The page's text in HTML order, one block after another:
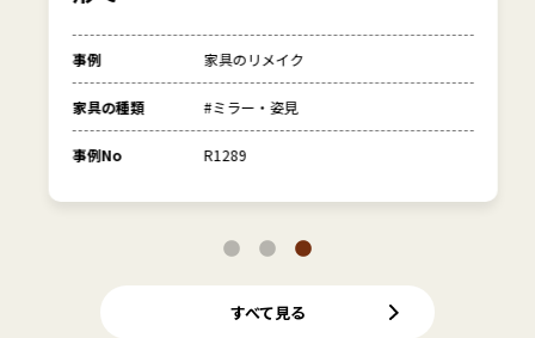
事例 家具のリメイク
家具の種類 #ミラー・姿見
事例No R1289
すべて見る